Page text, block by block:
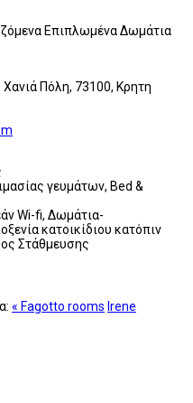
Επιπλωμένα Δωμάτια
Πόλη, 73100, Κρητη
γευμάτων, Bed &
Wi-fi, Δωμάτια-
κατοικίδιου κατόπιν
Στάθμευσης
« Fagotto rooms Irene